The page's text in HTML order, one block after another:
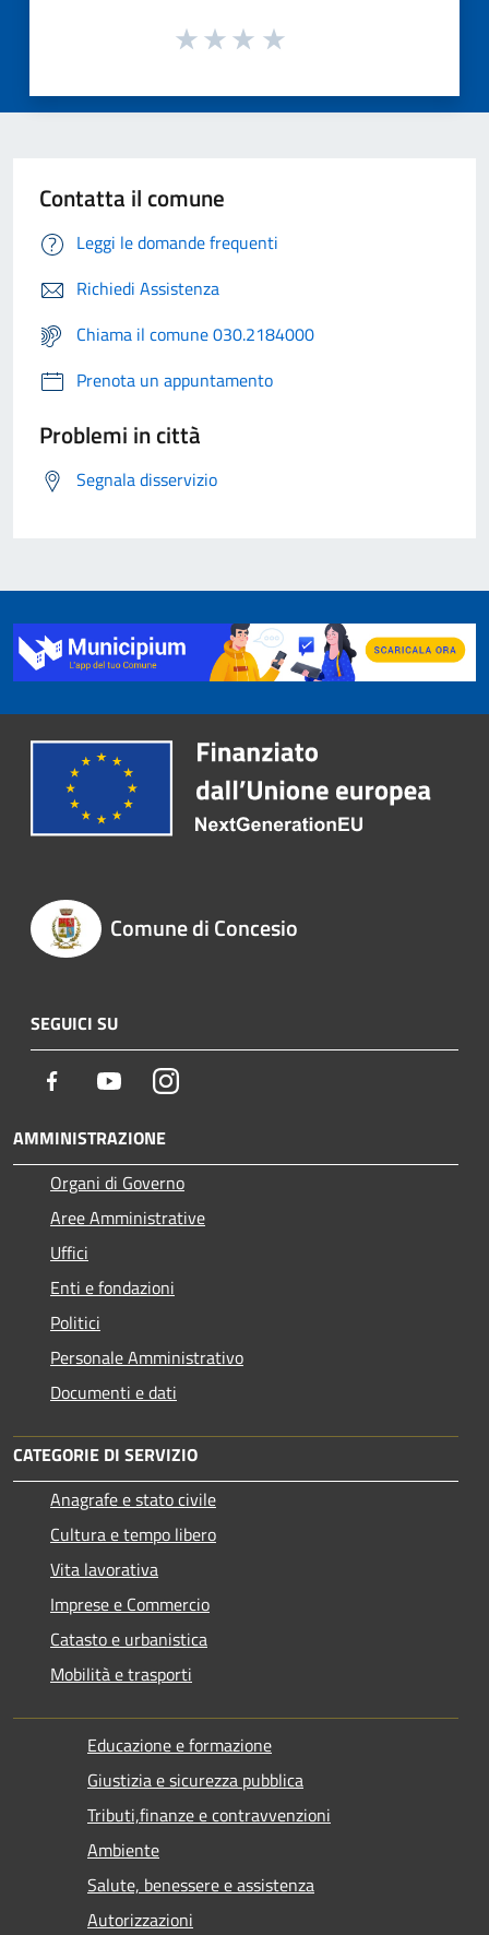
Contatta il comune
Leggi le domande frequenti
Richiedi Assistenza
Chiama il comune 030.2184000
Prenota un appuntamento
Problemi in città
Segnala disservizio
Comune di Concesio
SEGUICI SU
Facebook YoutubeInstagram
AMMINISTRAZIONE
Organi di Governo
Aree Amministrative
Uffici
Enti e fondazioni
Politici
Personale Amministrativo
Documenti e dati
CATEGORIE DI SERVIZIO
Anagrafe e stato civile
Cultura e tempo libero
Vita lavorativa
Imprese e Commercio
Catasto e urbanistica
Mobilità e trasporti
Educazione e formazione
Giustizia e sicurezza pubblica
Tributi,finanze e contravvenzioni
Ambiente
Salute, benessere e assistenza
Autorizzazioni